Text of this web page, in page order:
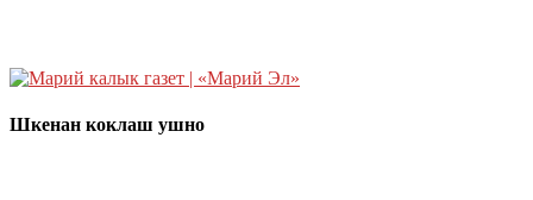
Шкенан коклаш ушно